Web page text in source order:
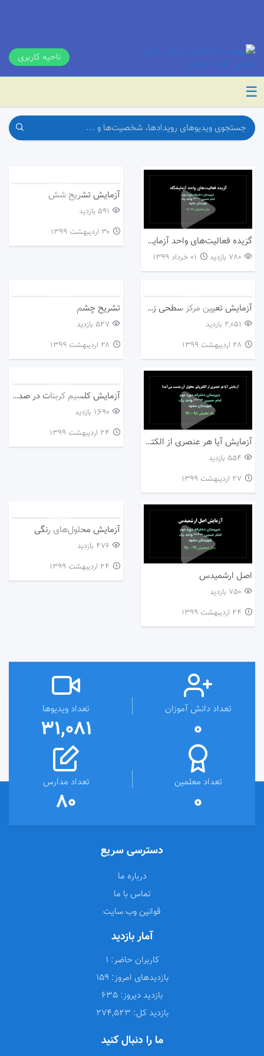
ناحیه کاربری
☰
گزیده فعالیت‌های واحد آزمایشگاه
780 بازدید ۰۱ خرداد ۱۳۹۹
آزمایش تشریح شش
591 بازدید
۳۰ اردیبهشت ۱۳۹۹
آزمایش تعیین مرکز سطحی زمین‌لرزه
2,051 بازدید
۲۸ اردیبهشت ۱۳۹۹
تشریح چشم
527 بازدید
۲۸ اردیبهشت ۱۳۹۹
آزمایش آیا هر عنصری از الکترولیز محلول آن بدست می‌آید؟
554 بازدید
۲۷ اردیبهشت ۱۳۹۹
آزمایش کلسیم کربنات در صدف
1,690 بازدید
۲۴ اردیبهشت ۱۳۹۹
اصل ارشمیدس
750 بازدید
۲۴ اردیبهشت ۱۳۹۹
آزمایش محلول‌های رنگی
476 بازدید
۲۴ اردیبهشت ۱۳۹۹
تعداد دانش آموزان
0
تعداد ویدیوها
31,081
تعداد معلمین
0
تعداد مدارس
80
دسترسی سریع
درباره ما
تماس با ما
قوانین وب سایت
آمار بازدید
کاربران حاضر:
بازدیدهای امروز:
بازدید دیروز:
بازدید کل:
ما را دنبال کنید